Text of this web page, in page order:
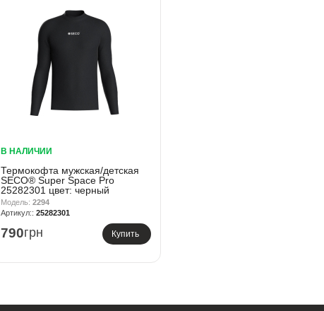
В НАЛИЧИИ
Термокофта мужская/детская
SECO® Super Space Pro
25282301 цвет: черный
2294
25282301
790грн Купить